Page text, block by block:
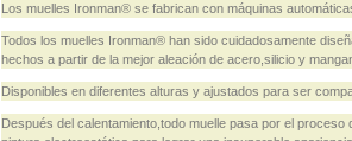
Los muelles Ironman® se fabrican con máquinas
Todos los muelles Ironman® han sido cuidadosamente
hechos a partir de la mejor aleación de acero,silicio y
Disponibles en diferentes alturas y ajustados para ser
Después del calentamiento,todo muelle pasa por el